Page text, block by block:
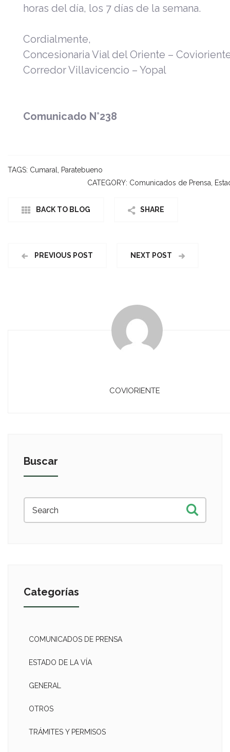
horas del día, los 7 días de la semana.
Cordialmente,
Concesionaria Vial del Oriente –
Corredor Villavicencio – Yopal
Comunicado N°238
TAGS: Cumaral, Paratebueno
CATEGORY: Comunicados de Prensa,
BACK TO BLOG SHARE
PREVIOUS POST NEXT POST
COVIORIENTE
Buscar
Categorías
COMUNICADOS DE PRENSA
ESTADO DE LA VÍA
GENERAL
OTROS
TRÁMITES Y PERMISOS